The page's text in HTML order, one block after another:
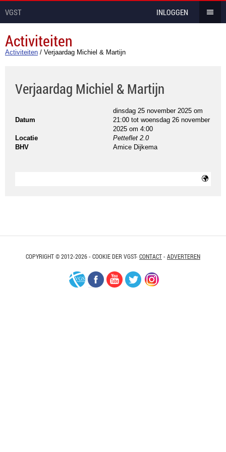
VGST INLOGGEN
Activiteiten
Activiteiten / Verjaardag Michiel & Martijn
Verjaardag Michiel & Martijn
Datum
dinsdag 25 november 2025 om
21:00 tot woensdag 26 november
2025 om 4:00
Locatie
Petteflet 2.0
BHV
Amice Dijkema
COPYRIGHT © 2012-2026 - COOKIE DER VGST- CONTACT- ADVERTEREN